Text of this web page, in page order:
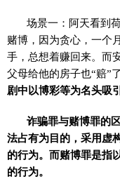
场景一：阿天看到
赌博，因为贪心，一个
手，总想着赚回来。而
父母给他的房子也“赔”
剧中以博彩等为名头吸
诈骗罪与赌博罪的
法占有为目的，采用虚
的行为。而赌博罪是指
的行为。